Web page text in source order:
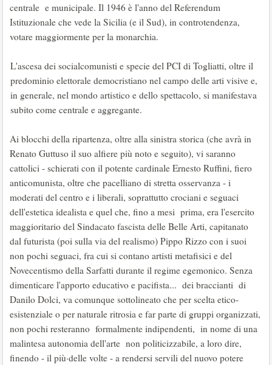
centrale e municipale. Il 1946 è l'anno del Referendum
Istituzionale che vede la Sicilia (e il Sud), in controtendenza,
votare maggiormente per la monarchia.
L'ascesa dei socialcomunisti e specie del PCI di Togliatti, oltre il
predominio elettorale democristiano nel campo delle arti visive e,
in generale, nel mondo artistico e dello spettacolo, si manifestava
subito come centrale e aggregante.
Ai blocchi della ripartenza, oltre alla sinistra storica (che avrà in
Renato Guttuso il suo alfiere più noto e seguito), vi saranno
cattolici - schierati con il potente cardinale Ernesto Ruffini, fiero
anticomunista, oltre che pacelliano di stretta osservanza - i
moderati del centro e i liberali, soprattutto crociani e seguaci
dell'estetica idealista e quel che, fino a mesi prima, era l'esercito
maggioritario del Sindacato fascista delle Belle Arti, capitanato
dal futurista (poi sulla via del realismo) Pippo Rizzo con i suoi
non pochi seguaci, fra cui si contano artisti metafisici e del
Novecentismo della Sarfatti durante il regime egemonico. Senza
dimenticare l'apporto educativo e pacifista... dei braccianti di
Danilo Dolci, va comunque sottolineato che per scelta etico-
esistenziale o per naturale ritrosia e far parte di gruppi organizzati,
non pochi resteranno formalmente indipendenti, in nome di una
malintesa autonomia dell'arte non politicizzabile, a loro dire,
finendo - il più·delle volte - a rendersi servili del nuovo potere